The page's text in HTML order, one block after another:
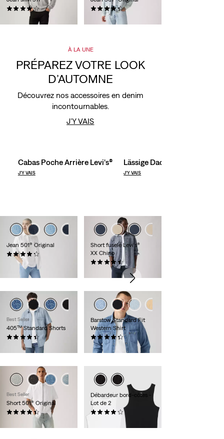
(3026) (421)
120,00 €
Jean 501® Original
110,00 €
Short fuselé Levi's®
XX Chino
(243)
59,00 €
Best Seller
405™ Standard Shorts
(188)
65,00 €
Barstow Standard Fit
Western Shirt
(586)
85,00 €
Best Seller
Short 501® Original
(71)
Débardeur bord-côtes -
Lot de 2
À LA UNE
PRÉPAREZ VOTRE LOOK
D’AUTOMNE
Découvrez nos accessoires en denim
incontournables.
Skip Carousel
J’Y VAIS
Cabas Poche Arrière Levi's®
J’Y VAIS
Lässige Dad Cap
J’Y VAIS